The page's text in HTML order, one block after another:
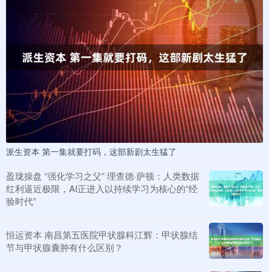
派生资本 第一集就要打码，这部新剧太生猛了
盈珑操盘 “强化学习之父” 理查德·萨顿：人类数据
红利逼近极限，AI正进入以持续学习为核心的“经
验时代”
恒运资本 南昌第五医院甲状腺科江辉：甲状腺结
节与甲状腺囊肿有什么区别？